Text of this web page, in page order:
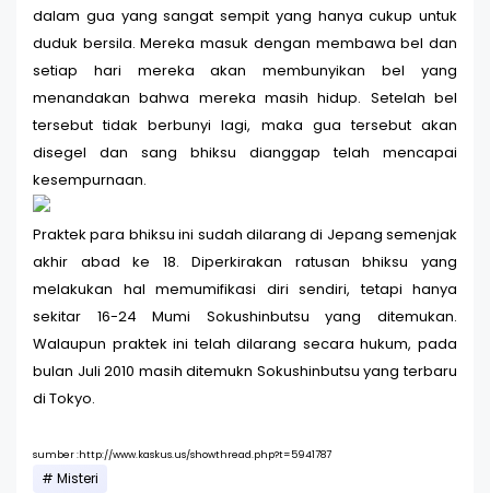
dalam gua yang sangat sempit yang hanya cukup untuk
duduk bersila. Mereka masuk dengan membawa bel dan
setiap hari mereka akan membunyikan bel yang
menandakan bahwa mereka masih hidup. Setelah bel
tersebut tidak berbunyi lagi, maka gua tersebut akan
disegel dan sang bhiksu dianggap telah mencapai
kesempurnaan.
Praktek para bhiksu ini sudah dilarang di Jepang semenjak
akhir abad ke 18. Diperkirakan ratusan bhiksu yang
melakukan hal memumifikasi diri sendiri, tetapi hanya
sekitar 16-24 Mumi Sokushinbutsu yang ditemukan.
Walaupun praktek ini telah dilarang secara hukum, pada
bulan Juli 2010 masih ditemukn Sokushinbutsu yang terbaru
di Tokyo.
sumber :http://www.kaskus.us/showthread.php?t=5941787
Misteri